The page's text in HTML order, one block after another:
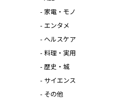
- 家電・モノ
- エンタメ
- ヘルスケア
- 料理・実用
- 歴史・城
- サイエンス
- その他